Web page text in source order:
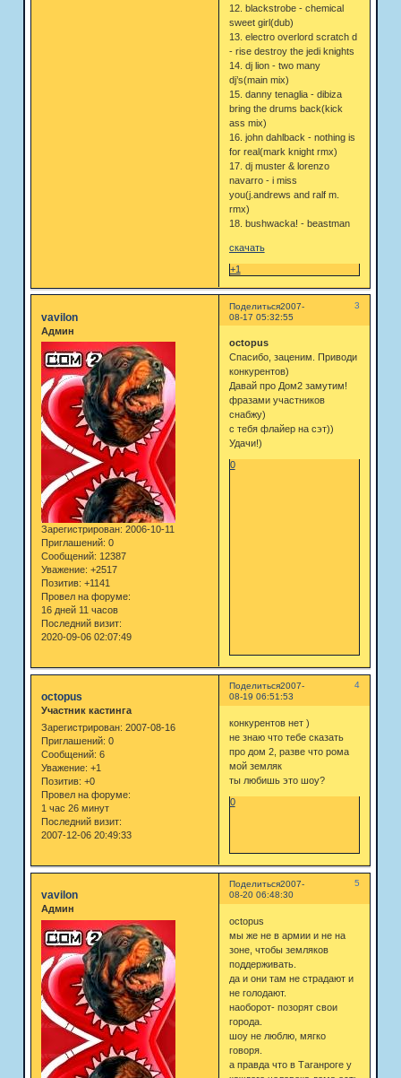
12. blackstrobe - chemical
sweet girl(dub)
13. electro overlord scratch d
- rise destroy the jedi knights
14. dj lion - two many
dj’s(main mix)
15. danny tenaglia - dibiza
bring the drums back(kick
ass mix)
16. john dahlback - nothing is
for real(mark knight rmx)
17. dj muster & lorenzo
navarro - i miss
you(j.andrews and ralf m.
rmx)
18. bushwacka! - beastman
скачать
+1
Поделиться 3
2007-
08-17 05:32:55
vavilon
Админ
Зарегистрирован: 2006-10-11
Приглашений: 0
Сообщений: 12387
Уважение: +2517
Позитив: +1141
Провел на форуме:
16 дней 11 часов
Последний визит:
2020-09-06 02:07:49
octopus
Спасибо, заценим. Приводи
конкурентов)
Давай про Дом2 замутим!
фразами участников
снабжу)
с тебя флайер на сэт))
Удачи!)
0
Поделиться 4
2007-
08-19 06:51:53
octopus
Участник кастинга
Зарегистрирован: 2007-08-16
Приглашений: 0
Сообщений: 6
Уважение: +1
Позитив: +0
Провел на форуме:
1 час 26 минут
Последний визит:
2007-12-06 20:49:33
конкурентов нет )
не знаю что тебе сказать
про дом 2, разве что рома
мой земляк
ты любишь это шоу?
0
Поделиться 5
2007-
08-20 06:48:30
vavilon
Админ
octopus
мы же не в армии и не на
зоне, чтобы земляков
поддерживать.
да и они там не страдают и
не голодают.
наоборот- позорят свои
города.
шоу не люблю, мягко
говоря.
а правда что в Таганроге у